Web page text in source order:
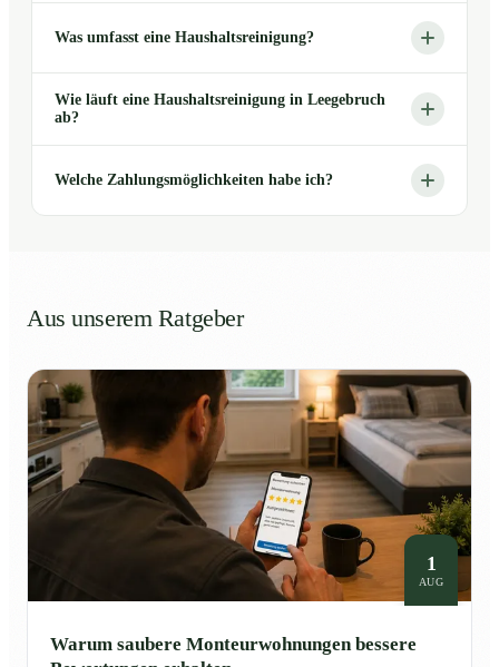
Was umfasst eine Haushaltsreinigung?
Wie läuft eine Haushaltsreinigung in Leegebruch
ab?
Welche Zahlungsmöglichkeiten habe ich?
Aus unserem Ratgeber
1
AUG
Warum saubere Monteurwohnungen bessere